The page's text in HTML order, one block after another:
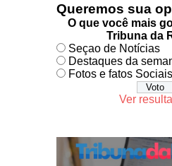
Queremos sua
O que você mais
Tribuna da
Seçao de Notícias
Destaques da
Fotos e fatos Sociais
Ver